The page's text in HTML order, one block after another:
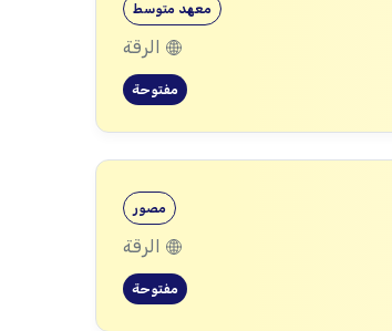
معهد متوسط
الرقة
مفتوحة
مصور
الرقة
مفتوحة